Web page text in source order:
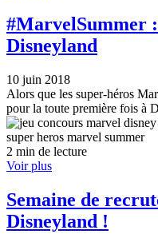
#MarvelSummer
Disneyland
10 juin 2018
Alors que les super-héros
pour la toute première fois à
2 min de lecture
Voir plus
Semaine de
Disneyland !